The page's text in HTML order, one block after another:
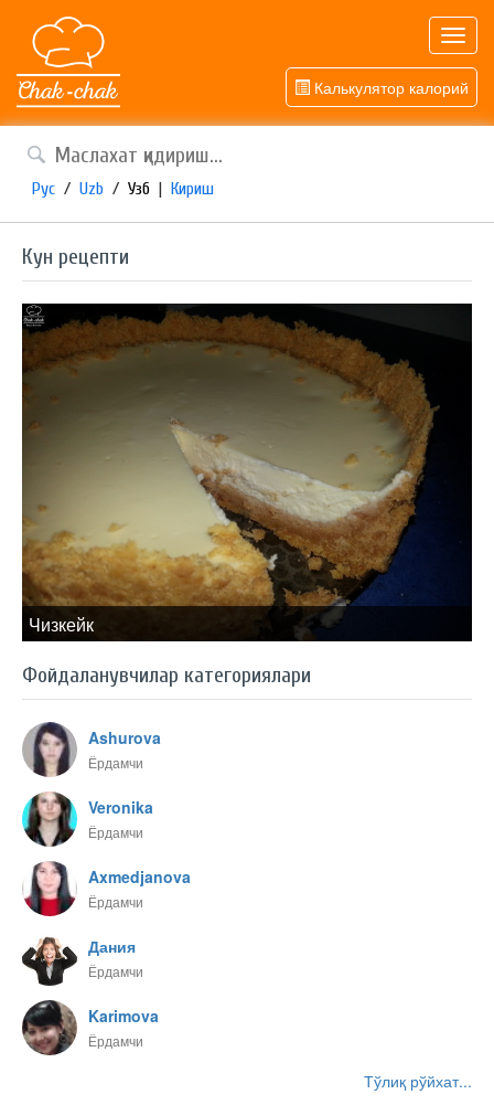
Калькулятор калорий
Рус / Uzb / Узб | Кириш
Кун рецепти
Чизкейк
Фойдаланувчилар категориялари
Ashurova
Ёрдамчи
Veronika
Ёрдамчи
Axmedjanova
Ёрдамчи
Дания
Ёрдамчи
Karimova
Ёрдамчи
Тўлиқ рўйхат...